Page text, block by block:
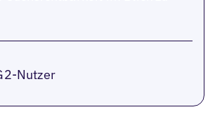
Nutzer